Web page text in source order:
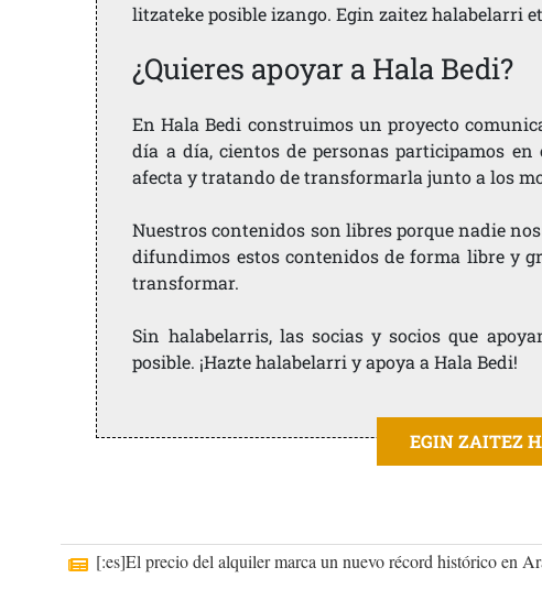
litzateke posible izango. Egin zaitez halabelarri
¿Quieres apoyar a Hala Bedi?
En Hala Bedi construimos un proyecto
día a día, cientos de personas participamos
afecta y tratando de transformarla junto a los
Nuestros contenidos son libres porque nadie
difundimos estos contenidos de forma libre y
transformar.
Sin halabelarris, las socias y socios que
posible. ¡Hazte halabelarri y apoya a Hala Bedi!
EGIN ZAITEZ
[:es]El precio del alquiler marca un nuevo récord histórico en